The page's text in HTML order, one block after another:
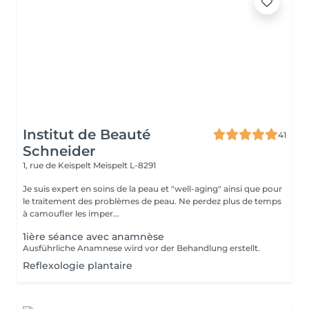
Institut de Beauté
Schneider
41
1, rue de Keispelt Meispelt L-8291
Je suis expert en soins de la peau et "well-aging" ainsi que pour
le traitement des problèmes de peau. Ne perdez plus de temps
à camoufler les imper...
1ière séance avec anamnèse
Ausführliche Anamnese wird vor der Behandlung erstellt.
Reflexologie plantaire